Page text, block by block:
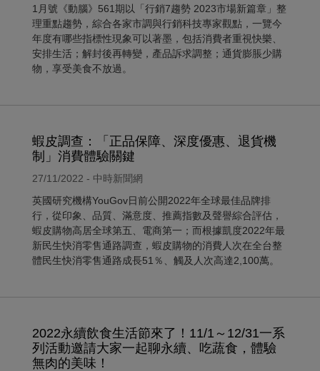
1月號《動腦》561期以「行銷7趨勢 2023市場新篇章」整
理重點趨勢，綜合各家市調與行銷科技專家觀點，一覽今
年度有哪些指標性現象可以著墨，包括消費者重視快樂、
安排生活；解封後再轉變，產品訴求調整；通貨膨脹少購
物，享受美食不放過。
蝦皮調查：「正品保障、深度優惠、退貨機
制」消費體驗關鍵
27/11/2022 - 中時新聞網
英國研究機構YouGov日前公開2022年全球最佳品牌排
行，從印象、品質、滿意度、推薦指數及聲譽綜合評估，
蝦皮購物高居全球第五、電商第一；而根據凱度2022年最
新民生快消零售通路調查，蝦皮購物的消費人次在全台整
體民生快消零售通路成長51％、觸及人次高達2,100萬。
2022永續飲食生活節來了！11/1～12/31一系
列活動邀請大家一起聊永續、吃蔬食，體驗
無肉的美味！